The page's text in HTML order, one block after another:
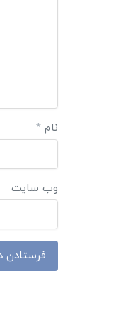
نام *
وب‌ سایت